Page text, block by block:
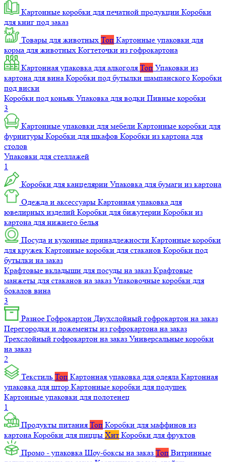
Картонные коробки для печатной продукции Коробки
для книг под заказ
Товары для животных Топ Картонные упаковки для
корма для животных Когтеточки из гофрокартона
Картонная упаковка для алкоголя Топ Упаковки из
картона для вина Коробки под бутылки шампанского Коробки
под виски
Коробки под коньяк Упаковка для водки Пивные коробки
3
Картонные упаковки для мебели Картонные коробки для
фурнитуры Коробки для шкафов Коробки из картона для
столов
Упаковки для стеллажей
1
Коробки для канцелярии Упаковка для бумаги из картона
Одежда и аксессуары Картонная упаковка для
ювелирных изделий Коробки для бижутерии Коробки из
картона для нижнего белья
Посуда и кухонные принадлежности Картонные коробки
для кружек Картонные коробки для стаканов Коробки под
бутылки на заказ
Крафтовые вкладыши для посуды на заказ Крафтовые
манжеты для стаканов на заказ Упаковочные коробки для
бокалов вина
3
Разное Гофрокартон Двухслойный гофрокартон на заказ
Перегородки и ложементы из гофрокартона на заказ
Трехслойный гофрокартон на заказ Универсальные коробки
на заказ
2
Текстиль Топ Картонная упаковка для одеяла Картонная
упаковка для штор Картонные коробки для подушек
Картонные упаковки для полотенец
1
Продукты питания Топ Коробки для маффинов из
картона Коробки для пиццы Хит Коробки для фруктов
Промо - упаковка Шоу-боксы на заказ Топ Витринные